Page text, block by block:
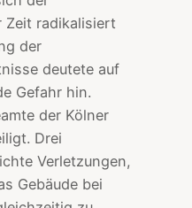
Zeit radikalisiert
der
deutete auf
Gefahr hin.
der Kölner
Drei
Verletzungen,
Gebäude bei